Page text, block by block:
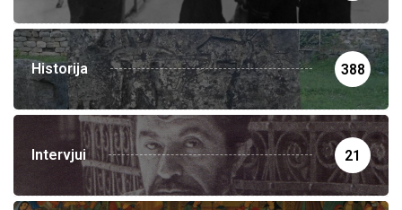
Historija 388
Intervjui 21